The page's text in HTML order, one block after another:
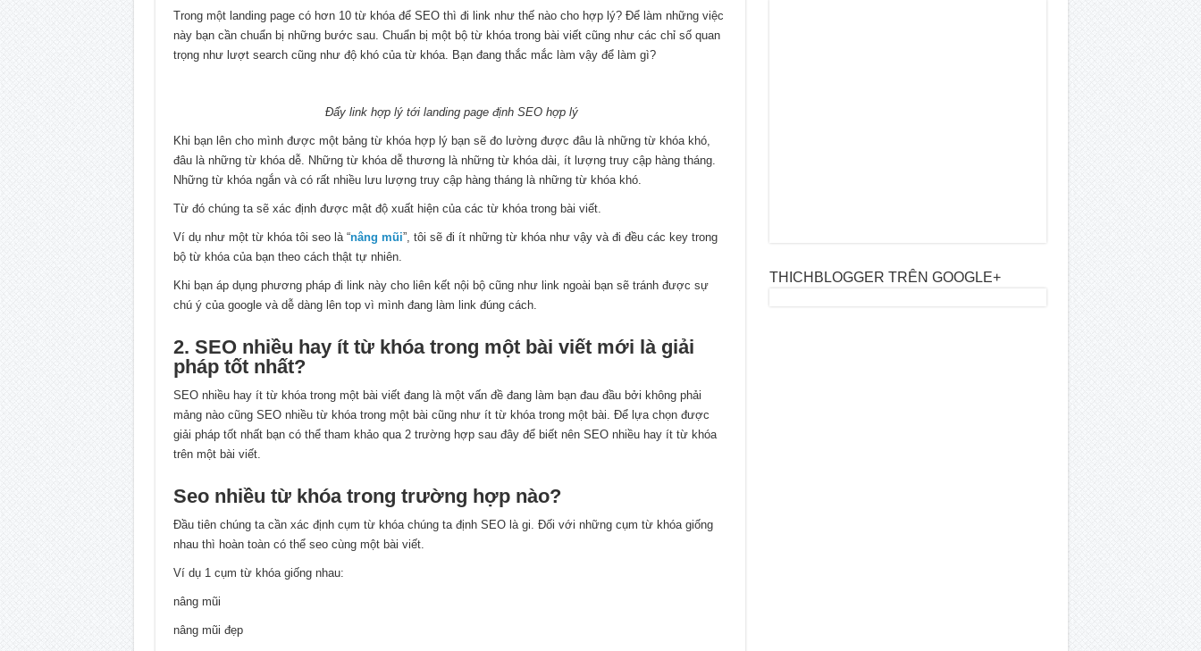
Trong một landing page có hơn 10 từ khóa để SEO thì đi link như thế nào cho hợp lý? Để làm những việc
này bạn cần chuẩn bị những bước sau. Chuẩn bị một bộ từ khóa trong bài viết cũng như các chỉ số quan
trọng như lượt search cũng như độ khó của từ khóa. Bạn đang thắc mắc làm vậy để làm gì?
Đẩy link hợp lý tới landing page định SEO hợp lý
Khi bạn lên cho mình được một bảng từ khóa hợp lý bạn sẽ đo lường được đâu là những từ khóa khó,
đâu là những từ khóa dễ. Những từ khóa dễ thương là những từ khóa dài, ít lượng truy cập hàng tháng.
Những từ khóa ngắn và có rất nhiều lưu lượng truy cập hàng tháng là những từ khóa khó.
Từ đó chúng ta sẽ xác định được mật độ xuất hiện của các từ khóa trong bài viết.
Ví dụ như một từ khóa tôi seo là “nâng mũi”, tôi sẽ đi ít những từ khóa như vậy và đi đều các key trong
bộ từ khóa của bạn theo cách thật tự nhiên.
Khi bạn áp dụng phương pháp đi link này cho liên kết nội bộ cũng như link ngoài bạn sẽ tránh được sự
chú ý của google và dễ dàng lên top vì mình đang làm link đúng cách.
2. SEO nhiều hay ít từ khóa trong một bài viết mới là giải
pháp tốt nhất?
SEO nhiều hay ít từ khóa trong một bài viết đang là một vấn đề đang làm bạn đau đầu bởi không phải
mảng nào cũng SEO nhiều từ khóa trong một bài cũng như ít từ khóa trong một bài. Để lựa chọn được
giải pháp tốt nhất bạn có thể tham khảo qua 2 trường hợp sau đây để biết nên SEO nhiều hay ít từ khóa
trên một bài viết.
Seo nhiều từ khóa trong trường hợp nào?
Đầu tiên chúng ta cần xác định cụm từ khóa chúng ta định SEO là gi. Đối với những cụm từ khóa giống
nhau thì hoàn toàn có thể seo cùng một bài viết.
Ví dụ 1 cụm từ khóa giống nhau:
nâng mũi
nâng mũi đẹp
THICHBLOGGER TRÊN GOOGLE+